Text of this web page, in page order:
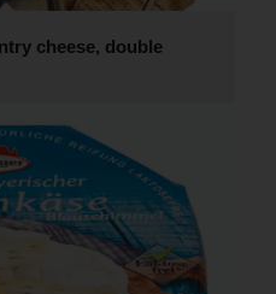
cheese, double